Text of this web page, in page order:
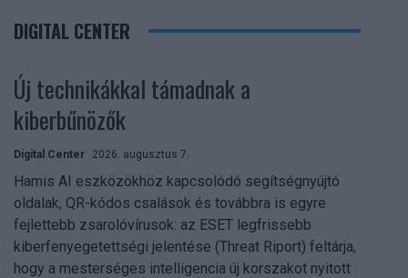
DIGITAL CENTER
Új technikákkal támadnak a
kiberbűnözők
Digital Center 2026. augusztus 7.
Hamis AI eszközökhöz kapcsolódó segítségnyújtó
oldalak, QR-kódos csalások és továbbra is egyre
fejlettebb zsarolóvírusok: az ESET legfrissebb
kiberfenyegetettségi jelentése (Threat Riport) feltárja,
hogy a mesterséges intelligencia új korszakot nyitott